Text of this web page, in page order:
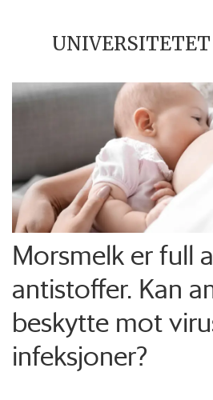
Morsmelk er full
antistoffer. Kan
beskytte mot
infeksjoner?